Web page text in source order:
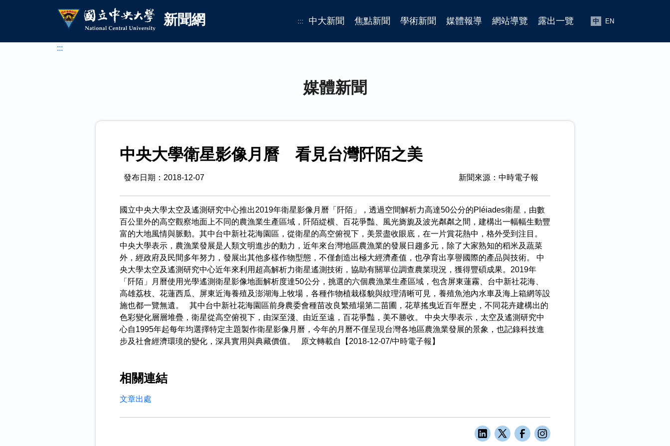
國立中央大學新聞網新聞網 ::: 中大新聞 焦點新聞 學術新聞 媒體報導 網站導覽 露出一覽 中 EN
:::
媒體新聞
中央大學衛星影像月曆 看見台灣阡陌之美
發布日期：2018-12-07 新聞來源：中時電子報
國立中央大學太空及遙測研究中心推出2019年衛星影像月曆「阡陌」，透過空間解析力高達50公分的Pléiades衛星，由數
百公里外的高空觀察地面上不同的農漁業生產區域，阡陌緃横、百花爭豔、風光旖旎及波光粼粼之間，建構出一幅幅生動豐
富的大地風情與脈動。其中台中新社花海園區，從衛星的高空俯視下，美景盡收眼底，在一片賞花熱中，格外受到注目。
中央大學表示，農漁業發展是人類文明進步的動力，近年來台灣地區農漁業的發展日趨多元，除了大家熟知的稻米及蔬菜
外，經政府及民間多年努力，發展出其他多樣作物型態，不僅創造出極大經濟產值，也孕育出享譽國際的產品與技術。 中
央大學太空及遙測研究中心近年來利用超高解析力衛星遙測技術，協助有關單位調查農業現況，獲得豐碩成果。2019年
「阡陌」月曆使用光學遙測衛星影像地面解析度達50公分，挑選的六個農漁業生產區域，包含屏東蓮霧、台中新社花海、
高雄荔枝、花蓮西瓜、屏東近海養殖及澎湖海上牧場，各種作物植栽樣貌與紋理清晰可見，養殖魚池內水車及海上箱網等設
施也都一覽無遺。 其中台中新社花海園區前身農委會種苗改良繁殖場第二苗圃，花草搖曳近百年歷史，不同花卉建構出的
色彩變化層層堆疊，衛星從高空俯視下，由深至淺、由近至遠，百花爭豔，美不勝收。 中央大學表示，太空及遙測研究中
心自1995年起每年均選擇特定主題製作衛星影像月曆，今年的月曆不僅呈現台灣各地區農漁業發展的景象，也記錄科技進
步及社會經濟環璄的變化，深具實用與典藏價值。 原文轉載自【2018-12-07/中時電子報】
相關連結
文章出處